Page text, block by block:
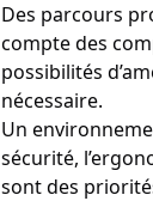
Des parcours
compte des
possibilités
nécessaire.
Un
sécurité,
sont des